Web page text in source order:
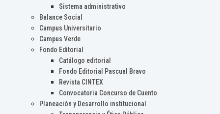
Sistema administrativo
Balance Social
Campus Universitario
Campus Verde
Fondo Editorial
Catálogo editorial
Fondo Editorial Pascual Bravo
Revista CINTEX
Convocatoria Concurso de Cuento
Planeación y Desarrollo institucional